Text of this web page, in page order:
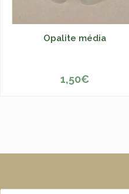
Opalite média
+
1,50€